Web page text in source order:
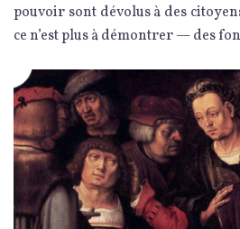
pouvoir sont dévolus à des
ce n’est plus à démontrer — des